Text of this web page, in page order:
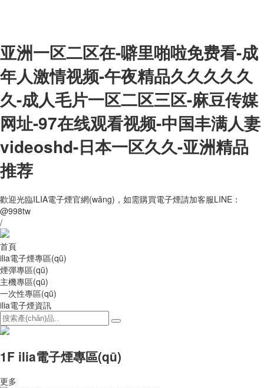
亚洲一区二区在-噼里啪啦免费看-成
年人激情视频-午夜精品久久久久久
久-成人毛片一区二区三区-麻豆传媒
网址-97在线观看视频-中国丰满人妻
videoshd-日本一区久久-亚洲精品
推荐
歡迎光臨ILIA電子煙官網(wǎng)，如需購買電子煙請加客服LINE：
@998tw
/
首頁
ilia電子煙專區(qū)
煙彈專區(qū)
主機專區(qū)
一次性專區(qū)
ilia電子煙資訊
1F ilia電子煙專區(qū)
更多